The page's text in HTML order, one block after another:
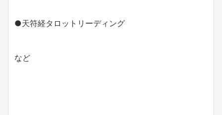
●天符経タロットリーディング
など